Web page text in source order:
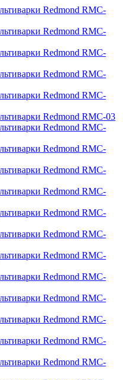
Redmond RMC-
Redmond RMC-
Redmond RMC-
Redmond RMC-
Redmond RMC-
Redmond RMC-03
Redmond RMC-
Redmond RMC-
Redmond RMC-
Redmond RMC-
Redmond RMC-
Redmond RMC-
Redmond RMC-
Redmond RMC-
Redmond RMC-
Redmond RMC-
Redmond RMC-
Redmond RMC-